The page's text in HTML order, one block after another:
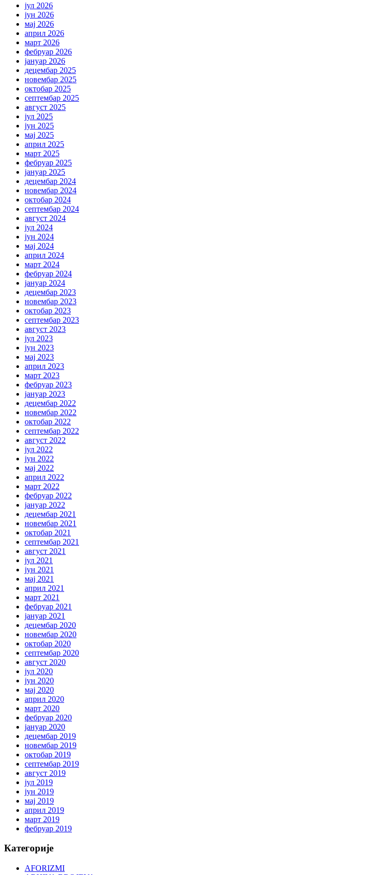
јул 2026
јун 2026
мај 2026
април 2026
март 2026
фебруар 2026
јануар 2026
децембар 2025
новембар 2025
октобар 2025
септембар 2025
август 2025
јул 2025
јун 2025
мај 2025
април 2025
март 2025
фебруар 2025
јануар 2025
децембар 2024
новембар 2024
октобар 2024
септембар 2024
август 2024
јул 2024
јун 2024
мај 2024
април 2024
март 2024
фебруар 2024
јануар 2024
децембар 2023
новембар 2023
октобар 2023
септембар 2023
август 2023
јул 2023
јун 2023
мај 2023
април 2023
март 2023
фебруар 2023
јануар 2023
децембар 2022
новембар 2022
октобар 2022
септембар 2022
август 2022
јул 2022
јун 2022
мај 2022
април 2022
март 2022
фебруар 2022
јануар 2022
децембар 2021
новембар 2021
октобар 2021
септембар 2021
август 2021
јул 2021
јун 2021
мај 2021
април 2021
март 2021
фебруар 2021
јануар 2021
децембар 2020
новембар 2020
октобар 2020
септембар 2020
август 2020
јул 2020
јун 2020
мај 2020
април 2020
март 2020
фебруар 2020
јануар 2020
децембар 2019
новембар 2019
октобар 2019
септембар 2019
август 2019
јул 2019
јун 2019
мај 2019
април 2019
март 2019
фебруар 2019
Категорије
AFORIZMI